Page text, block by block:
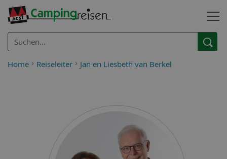
Home Reiseleiter Jan en Liesbeth van Berkel